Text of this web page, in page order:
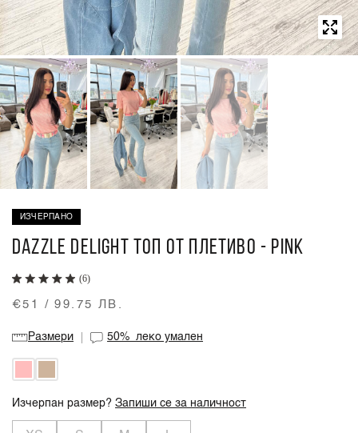
ИЗЧЕРПАНО
DAZZLE DELIGHT ТОП ОТ ПЛЕТИВО - PINK
(6)
€51 / 99.75 ЛВ.
Размери 50%леко умален
Изчерпан размер?Запиши се за наличност